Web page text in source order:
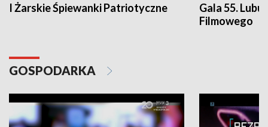
I Żarskie Śpiewanki Patriotyczne
Gala 55.
Filmowego
GOSPODARKA